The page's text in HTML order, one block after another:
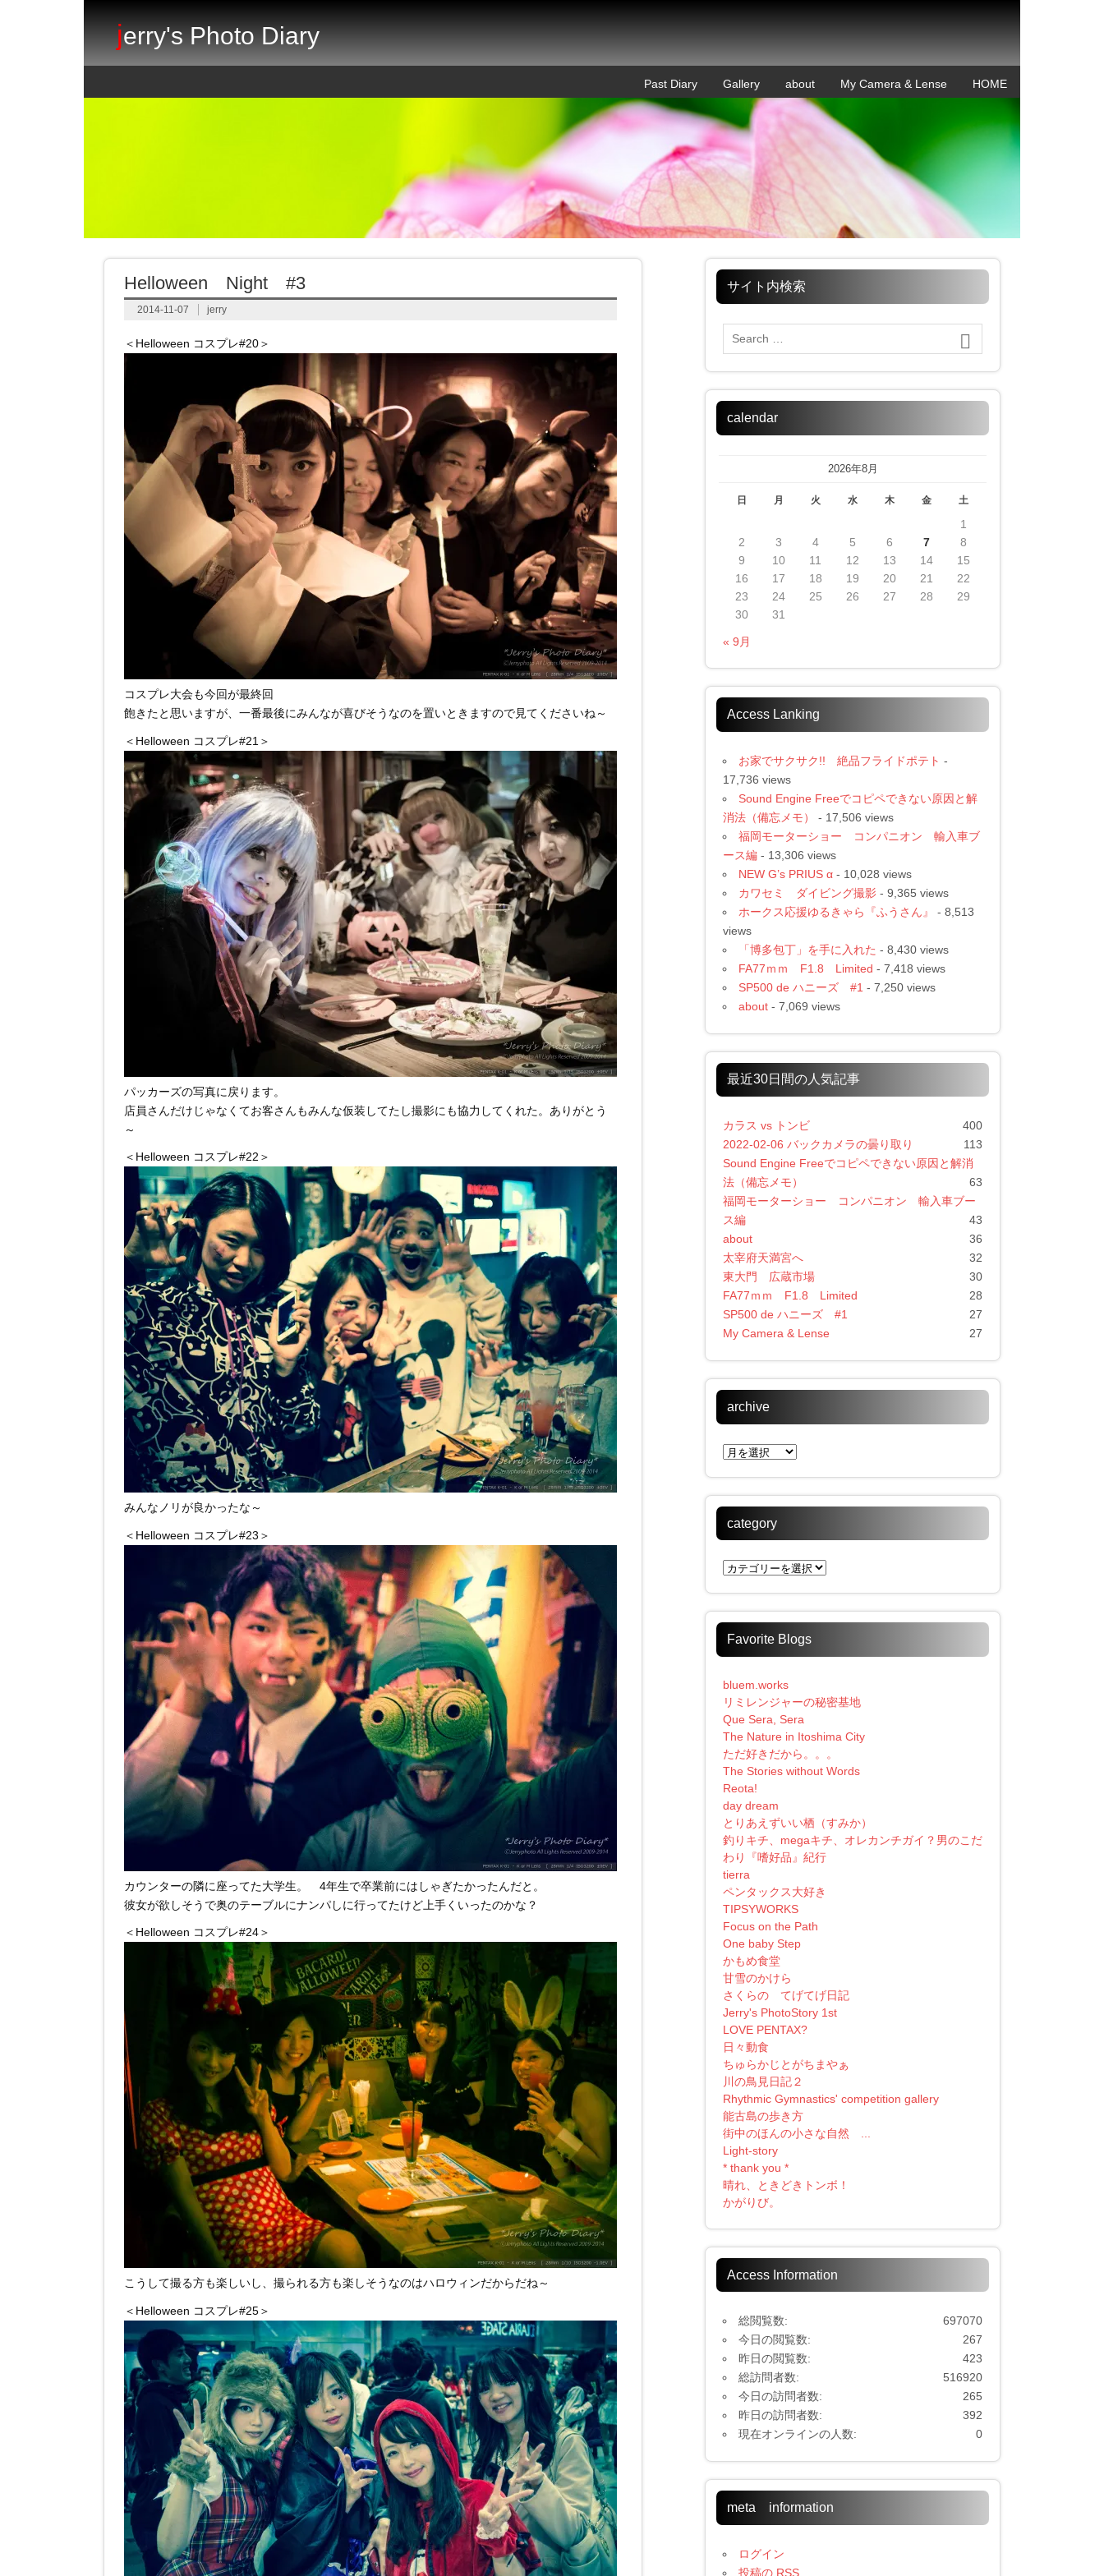
jerry's Photo Diary
HOME
My Camera & Lense
about
Gallery
Past Diary
Helloween Night #3
2014-11-07 jerry
＜Helloween コスプレ#20＞
コスプレ大会も今回が最終回
飽きたと思いますが、一番最後にみんなが喜びそうなのを置いときますので見てくださいね～
＜Helloween コスプレ#21＞
パッカーズの写真に戻ります。
店員さんだけじゃなくてお客さんもみんな仮装してたし撮影にも協力してくれた。ありがとう
～
＜Helloween コスプレ#22＞
みんなノリが良かったな～
＜Helloween コスプレ#23＞
カウンターの隣に座ってた大学生。 4年生で卒業前にはしゃぎたかったんだと。
彼女が欲しそうで奥のテーブルにナンパしに行ってたけど上手くいったのかな？
＜Helloween コスプレ#24＞
こうして撮る方も楽しいし、撮られる方も楽しそうなのはハロウィンだからだね～
＜Helloween コスプレ#25＞
サイト内検索
calendar
2026年8月
日 月 火 水 木 金 土
« 9月
1
2
3 4 5 6 7
8
9
10 11 12 13 14
15
16
17 18 19 20 21
22
23
24 25 26 27 28
29
30
31
Access Lanking
お家でサクサク!! 絶品フライドポテト -
17,736 views
Sound Engine Freeでコピペできない原因と解
消法（備忘メモ）
- 17,506 views
福岡モーターショー コンパニオン 輸入車ブ
ース編 - 13,306 views
NEW G’s PRIUS α - 10,028 views
カワセミ ダイビング撮影 - 9,365 views
ホークス応援ゆるきゃら『ふうさん』
- 8,513
views
「博多包丁」を手に入れた - 8,430 views
FA77ｍｍ F1.8 Limited - 7,418 views
SP500 de ハニーズ #1 - 7,250 views
about - 7,069 views
最近30日間の人気記事
カラス vs トンビ
400
2022-02-06 バックカメラの曇り取り
113
Sound Engine Freeでコピペできない原因と解消
法（備忘メモ）
63
福岡モーターショー コンパニオン 輸入車ブー
ス編
43
about
36
太宰府天満宮へ
32
東大門 広蔵市場
30
FA77ｍｍ F1.8 Limited
28
SP500 de ハニーズ #1
27
My Camera & Lense
27
archive
archive
category
category
Favorite Blogs
bluem.works
リミレンジャーの秘密基地
Que Sera, Sera
The Nature in Itoshima City
ただ好きだから。。。
The Stories without Words
Reota!
day dream
とりあえずいい栖（すみか）
釣りキチ、megaキチ、オレカンチガイ？男のこだ
わり『嗜好品』紀行
tierra
ペンタックス大好き
TIPSYWORKS
Focus on the Path
One baby Step
かもめ食堂
甘雪のかけら
さくらの てげてげ日記
Jerry's PhotoStory 1st
LOVE PENTAX?
日々動食
ちゅらかじとがちまやぁ
川の鳥見日記２
Rhythmic Gymnastics' competition gallery
能古島の歩き方
街中のほんの小さな自然 ...
Light-story
* thank you *
晴れ、ときどきトンボ！
かがりび。
Access Information
697070
総閲覧数:
267
今日の閲覧数:
423
昨日の閲覧数:
516920
総訪問者数:
265
今日の訪問者数:
392
昨日の訪問者数:
0
現在オンラインの人数:
meta information
ログイン
投稿の RSS